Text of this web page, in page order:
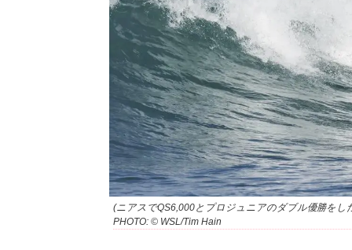
(ニアスでQS6,000とプロジュニアのダブル優勝を
PHOTO: © WSL/Tim Hain